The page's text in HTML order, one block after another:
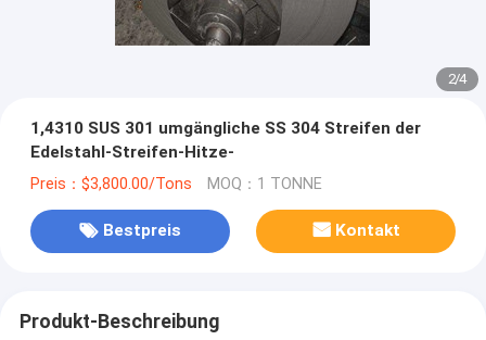
2/4
1,4310 SUS 301 umgängliche SS 304 Streifen der
Edelstahl-Streifen-Hitze-
Preis：$3,800.00/Tons MOQ：1 TONNE
Bestpreis Kontakt
Produkt-Beschreibung